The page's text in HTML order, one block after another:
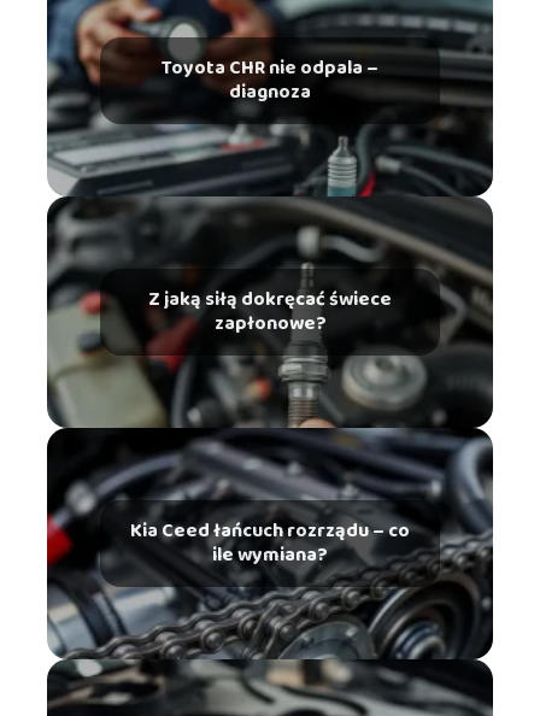
Toyota CHR nie odpala –
diagnoza
Z jaką siłą dokręcać świece
zapłonowe?
Kia Ceed łańcuch rozrządu – co
ile wymiana?